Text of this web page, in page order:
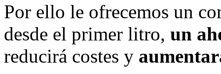
Por ello le ofrecemos un
desde el primer litro, un
reducirá costes y